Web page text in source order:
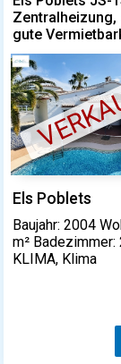
Zentralheizung,
gute
Els Poblets
Baujahr: 2004
m²
KLIMA, Klima